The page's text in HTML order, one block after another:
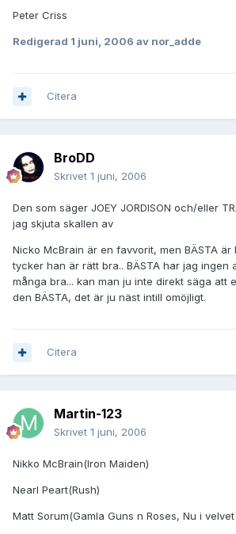
Peter Criss
Redigerad 1 juni, 2006 av nor_adde
Citera
BroDD
Skrivet 1 juni, 2006
Den som säger JOEY JORDISON och/eller
jag skjuta skallen av
Nicko McBrain är en favvorit, men BÄSTA är
tycker han är rätt bra.. BÄSTA har jag ingen
många bra... kan man ju inte direkt säga att
den BÄSTA, det är ju näst intill omöjligt.
Citera
Martin-123
Skrivet 1 juni, 2006
Nikko McBrain(Iron Maiden)
Nearl Peart(Rush)
Matt Sorum(Gamla Guns n Roses, Nu i